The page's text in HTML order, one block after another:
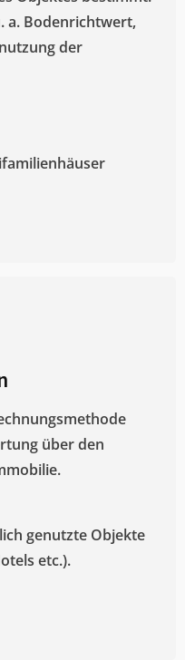
a. Bodenrichtwert,
der
über den
genutzte Objekte
etc.).